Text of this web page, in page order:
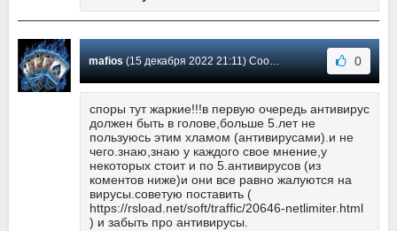
mafios(15 декабря 2022 21:11) Сообщение #1825 0
споры тут жаркие!!!в первую очередь антивирус
должен быть в голове,больше 5.лет не
пользуюсь этим хламом (антивирусами).и не
чего.знаю,знаю у каждого свое мнение,у
некоторых стоит и по 5.антивирусов (из
коментов ниже)и они все равно жалуются на
вирусы.советую поставить (
https://rsload.net/soft/traffic/20646-netlimiter.html
) и забыть про антивирусы.